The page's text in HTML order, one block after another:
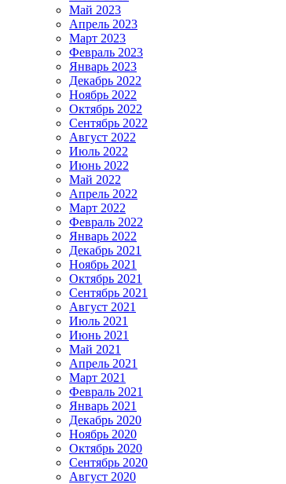
Май 2023
Апрель 2023
Март 2023
Февраль 2023
Январь 2023
Декабрь 2022
Ноябрь 2022
Октябрь 2022
Сентябрь 2022
Август 2022
Июль 2022
Июнь 2022
Май 2022
Апрель 2022
Март 2022
Февраль 2022
Январь 2022
Декабрь 2021
Ноябрь 2021
Октябрь 2021
Сентябрь 2021
Август 2021
Июль 2021
Июнь 2021
Май 2021
Апрель 2021
Март 2021
Февраль 2021
Январь 2021
Декабрь 2020
Ноябрь 2020
Октябрь 2020
Сентябрь 2020
Август 2020